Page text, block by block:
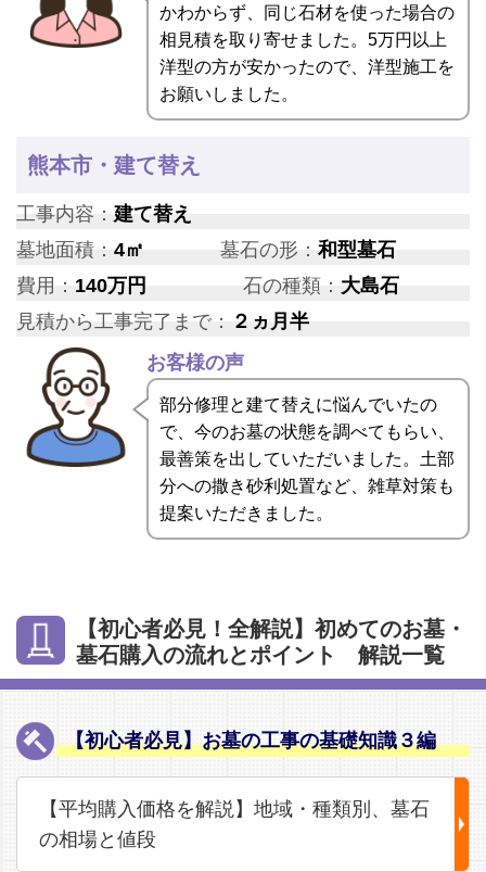
かわからず、同じ石材を使った場合の
相見積を取り寄せました。5万円以上
洋型の方が安かったので、洋型施工を
お願いしました。
熊本市・建て替え
工事内容： 建て替え
墓地面積： 4㎡ 墓石の形：和型墓石
費用： 140万円 石の種類： 大島石
見積から工事完了まで： ２ヵ月半
お客様の声
部分修理と建て替えに悩んでいたの
で、今のお墓の状態を調べてもらい、
最善策を出していただいました。土部
分への撒き砂利処置など、雑草対策も
提案いただきました。
【初心者必見！全解説】初めてのお墓・
墓石購入の流れとポイント 解説一覧
【初心者必見】お墓の工事の基礎知識３編
【平均購入価格を解説】地域・種類別、墓石
の相場と値段